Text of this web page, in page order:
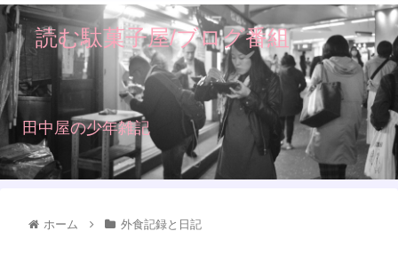
読む駄菓子屋/ブログ番組
田中屋の少年雑記
ホーム 外食記録と日記